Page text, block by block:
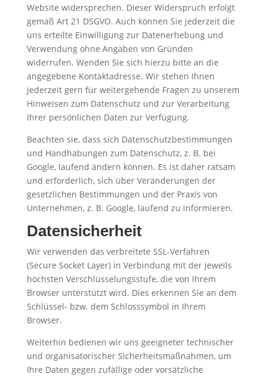
Website widersprechen. Dieser Widerspruch erfolgt
gemäß Art 21 DSGVO. Auch können Sie jederzeit die
uns erteilte Einwilligung zur Datenerhebung und
Verwendung ohne Angaben von Gründen
widerrufen. Wenden Sie sich hierzu bitte an die
angegebene Kontaktadresse. Wir stehen Ihnen
jederzeit gern für weitergehende Fragen zu unserem
Hinweisen zum Datenschutz und zur Verarbeitung
Ihrer persönlichen Daten zur Verfügung.
Beachten sie, dass sich Datenschutzbestimmungen
und Handhabungen zum Datenschutz, z. B. bei
Google, laufend ändern können. Es ist daher ratsam
und erforderlich, sich über Veränderungen der
gesetzlichen Bestimmungen und der Praxis von
Unternehmen, z. B. Google, laufend zu informieren.
Datensicherheit
Wir verwenden das verbreitete SSL-Verfahren
(Secure Socket Layer) in Verbindung mit der jeweils
höchsten Verschlüsselungsstufe, die von Ihrem
Browser unterstützt wird. Dies erkennen Sie an dem
Schlüssel- bzw. dem Schlosssymbol in Ihrem
Browser.
Weiterhin bedienen wir uns geeigneter technischer
und organisatorischer Sicherheitsmaßnahmen, um
Ihre Daten gegen zufällige oder vorsätzliche